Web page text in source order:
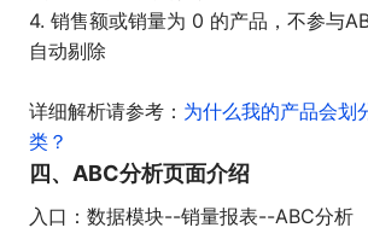
4. 销售额或销量为 0 的产品，不参与
自动剔除
详细解析请参考： 为什么我的产品会划
类？
四、ABC分析页面介绍
入口：数据模块--销量报表--ABC分析